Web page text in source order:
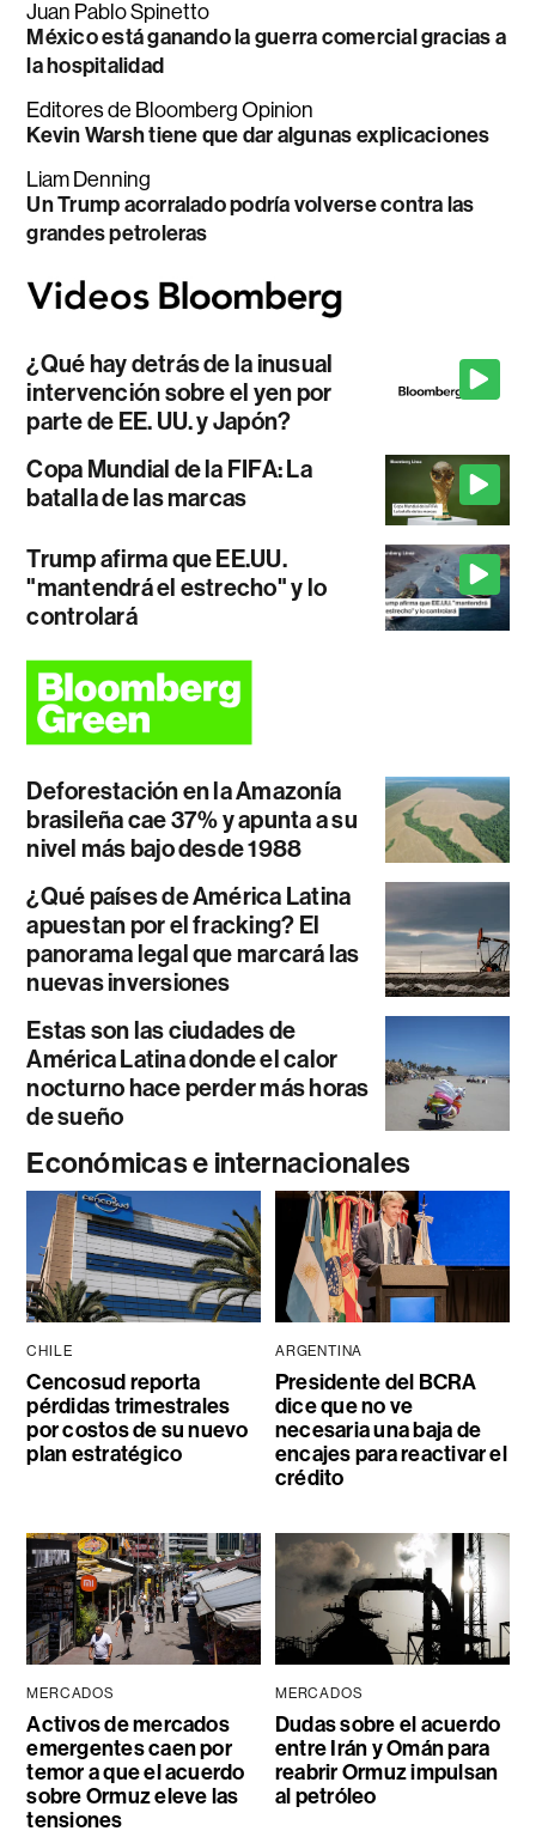
Juan Pablo Spinetto
México está ganando la guerra comercial gracias a
la hospitalidad
Editores de Bloomberg Opinion
Kevin Warsh tiene que dar algunas explicaciones
Liam Denning
Un Trump acorralado podría volverse contra las
grandes petroleras
¿Qué hay detrás de la inusual
intervención sobre el yen por
parte de EE. UU. y Japón?
Copa Mundial de la FIFA: La
batalla de las marcas
Trump afirma que EE.UU.
"mantendrá el estrecho" y lo
controlará
Deforestación en la Amazonía
brasileña cae 37% y apunta a su
nivel más bajo desde 1988
¿Qué países de América Latina
apuestan por el fracking? El
panorama legal que marcará las
nuevas inversiones
Estas son las ciudades de
América Latina donde el calor
nocturno hace perder más horas
de sueño
Económicas e internacionales
CHILE
Cencosud reporta
pérdidas trimestrales
por costos de su nuevo
plan estratégico
ARGENTINA
Presidente del BCRA
dice que no ve
necesaria una baja de
encajes para reactivar el
crédito
MERCADOS
Activos de mercados
emergentes caen por
temor a que el acuerdo
sobre Ormuz eleve las
tensiones
MERCADOS
Dudas sobre el acuerdo
entre Irán y Omán para
reabrir Ormuz impulsan
al petróleo